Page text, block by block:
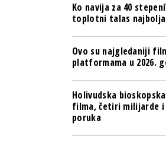
Ko navija za 40
toplotni talas
Ovo su najgledaniji
platformama u 2026.
Holivudska
filma, četiri milijarde i
poruka